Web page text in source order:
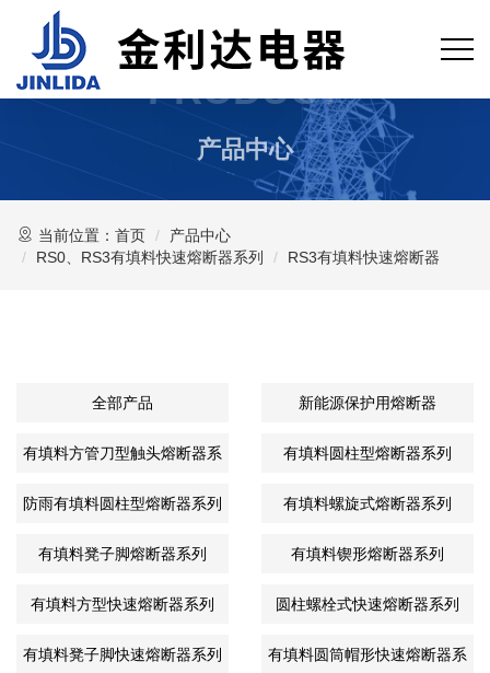
产品中心
PRODUCT
当前位置： 首页
产品中心
RS0、RS3有填料快速熔断器系列
RS3有填料快速熔断器
全部产品 新能源保护用熔断器
有填料方管刀型触头熔断器系
列
有填料圆柱型熔断器系列
防雨有填料圆柱型熔断器系列 有填料螺旋式熔断器系列
有填料凳子脚熔断器系列 有填料锲形熔断器系列
有填料方型快速熔断器系列 圆柱螺栓式快速熔断器系列
有填料凳子脚快速熔断器系列 有填料圆筒帽形快速熔断器系